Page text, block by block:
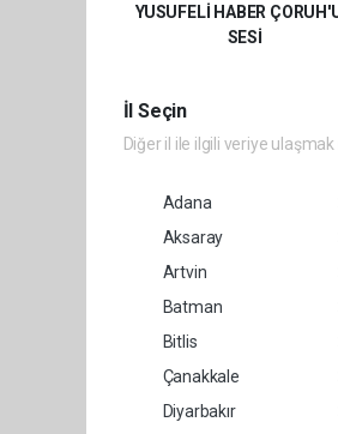
YUSUFELİ HABER
SESİ
İl Seçin
Diğer il ile ilgili veriye
Adana
Aksaray
Artvin
Batman
Bitlis
Çanakkale
Diyarbakır